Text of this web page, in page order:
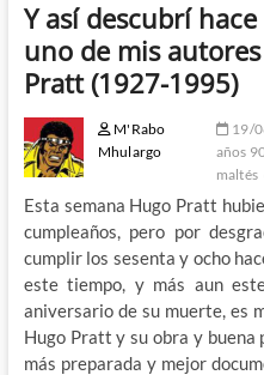
Y así descubrí
uno de mis
Pratt (1927-1995)
M'Rabo
Mhulargo
19/
años
maltés
Esta semana Hugo Pratt
cumpleaños, pero por
cumplir los sesenta y ocho
este tiempo, y más aun
aniversario de su muerte, es
Hugo Pratt y su obra y
más preparada y mejor